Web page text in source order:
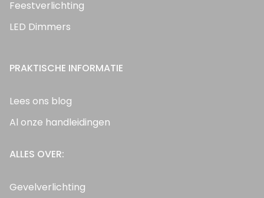
Feestverlichting
LED Dimmers
PRAKTISCHE INFORMATIE
Lees ons blog
Al onze handleidingen
ALLES OVER:
Gevelverlichting